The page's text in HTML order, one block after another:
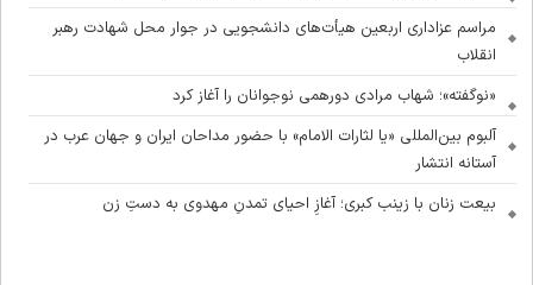
مراسم عزاداری اربعین هیأت‌های دانشجویی در جوار محل شهادت رهبر
انقلاب
«نوگفته»؛ شهاب مرادی دورهمی نوجوانان را آغاز کرد
آلبوم بین‌المللی «یا لثارات الامام» با حضور مداحان ایران و جهان عرب در
آستانه انتشار
بیعت زنان با زینب کبری؛ آغازِ احیای تمدنِ مهدوی به دستِ زن